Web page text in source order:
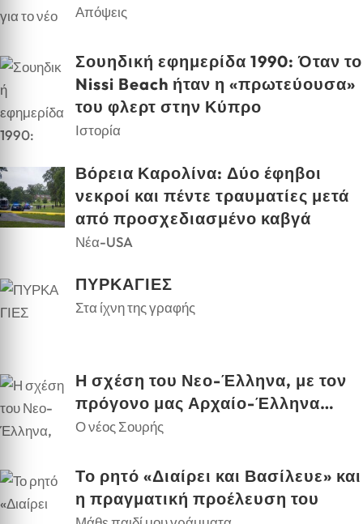
Απόψεις
Σουηδική εφημερίδα 1990: Όταν το
Nissi Beach ήταν η «πρωτεύουσα»
του φλερτ στην Κύπρο
Ιστορία
Βόρεια Καρολίνα: Δύο έφηβοι
νεκροί και πέντε τραυματίες μετά
από προσχεδιασμένο καβγά
Νέα-USA
ΠΥΡΚΑΓΙΕΣ
Στα ίχνη της γραφής
Η σχέση του Νεο-Έλληνα, με τον
πρόγονο μας Αρχαίο-Έλληνα…
Ο νέος Σουρής
Το ρητό «Διαίρει και Βασίλευε» και
η πραγματική προέλευση του